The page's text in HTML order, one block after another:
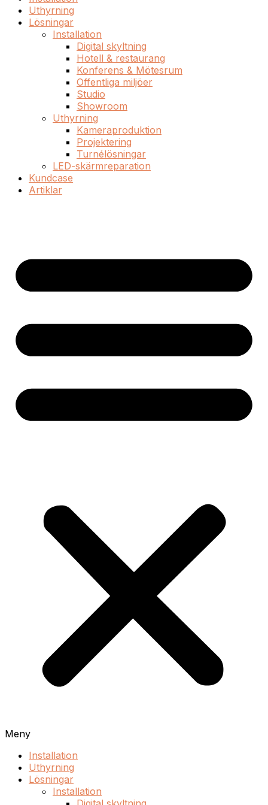
Uthyrning
Lösningar
Installation
Digital skyltning
Hotell & restaurang
Konferens & Mötesrum
Offentliga miljöer
Studio
Showroom
Uthyrning
Kameraproduktion
Projektering
Turnélösningar
LED-skärmreparation
Kundcase
Artiklar
Meny
Installation
Uthyrning
Lösningar
Installation